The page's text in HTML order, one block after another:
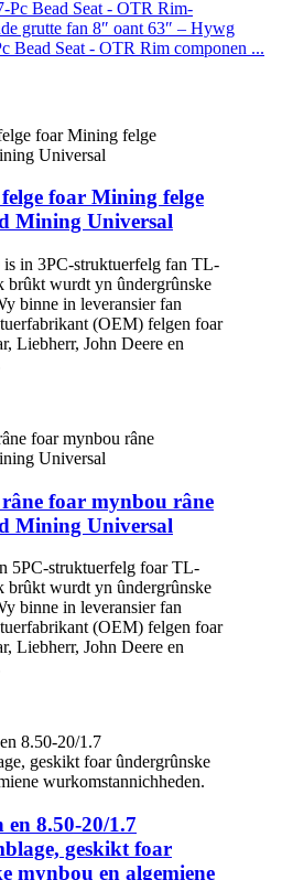
Bead Seat - OTR Rim componen ...
foar Mining felge
Mining Universal
in 3PC-struktuerfelg fan TL-
brûkt wurdt yn ûndergrûnske
binne in leveransier fan
(OEM) felgen foar
Liebherr, John Deere en
foar mynbou râne
Mining Universal
5PC-struktuerfelg foar TL-
brûkt wurdt yn ûndergrûnske
binne in leveransier fan
(OEM) felgen foar
Liebherr, John Deere en
en 8.50-20/1.7
geskikt foar
mynbou en algemiene